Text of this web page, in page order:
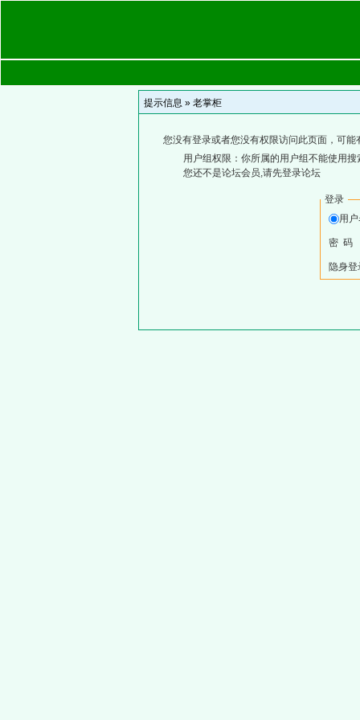
提示信息 » 老掌柜
您没有登录或者您没有权限访问此页面，可能
用户组权限：你所属的用户组不能使用搜
您还不是论坛会员,请先登录论坛
登录
用
密 码
隐身登